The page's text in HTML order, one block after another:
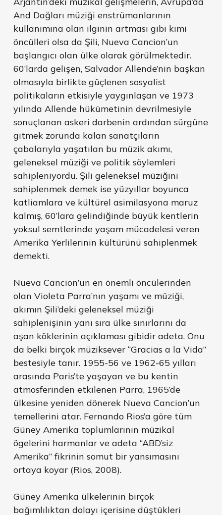
And Dağları müziği enstrümanlarının
kullanımına olan ilginin artması gibi kimi
öncülleri olsa da Şili, Nueva Cancion’un
başlangıcı olan ülke olarak görülmektedir.
60’larda gelişen, Salvador Allende’nin başkan
olmasıyla birlikte güçlenen sosyalist
politikaların etkisiyle yaygınlaşan ve 1973
yılında Allende hükümetinin devrilmesiyle
sonuçlanan askeri darbenin ardından sürgüne
gitmek zorunda kalan sanatçıların
çabalarıyla yaşatılan bu müzik akımı,
geleneksel müziği ve politik söylemleri
sahipleniyordu. Şili geleneksel müziğini
sahiplenmek demek ise yüzyıllar boyunca
katliamlara ve kültürel asimilasyona maruz
kalmış, 60’lara gelindiğinde büyük kentlerin
yoksul semtlerinde yaşam mücadelesi veren
Amerika Yerlilerinin kültürünü sahiplenmek
demekti.
Nueva Cancion’un en önemli öncülerinden
olan Violeta Parra’nın yaşamı ve müziği,
akımın Şili’deki geleneksel müziği
sahiplenişinin yanı sıra ülke sınırlarını da
aşan köklerinin açıklaması gibidir adeta. Onu
da belki birçok müziksever “Gracias a la Vida”
bestesiyle tanır. 1955-56 ve 1962-65 yılları
arasında Paris’te yaşayan ve bu kentin
atmosferinden etkilenen Parra, 1965’de
ülkesine yeniden dönerek Nueva Cancion’un
temellerini atar. Fernando Rios’a göre tüm
Güney Amerika toplumlarının müzikal
ögelerini harmanlar ve adeta “ABD’siz
Amerika” fikrinin somut bir yansımasını
ortaya koyar (Rios, 2008).
Güney Amerika ülkelerinin birçok
bağımlılıktan dolayı içerisine düştükleri